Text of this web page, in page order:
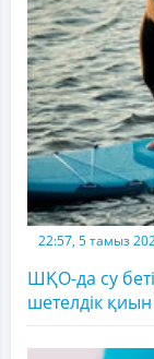
22:57, 5 тамыз
ШҚО-да су
шетелдік